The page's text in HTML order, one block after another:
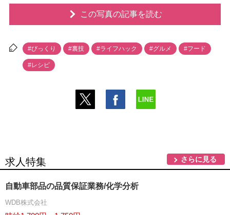
この写真の記事を読む
#びっくり #裏技 #ライフハック #グルメ #フード
#レシピ
求人特集 さらに見る
自動車部品の品質保証業務/化学分析
WDB株式会社